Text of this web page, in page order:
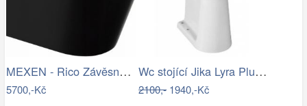
MEXEN - Rico Závěsná WC mísa Rimless…
5700,-Kč
Wc stojící Jika Lyra Plus zadní odpad…
2100,-1940,-Kč